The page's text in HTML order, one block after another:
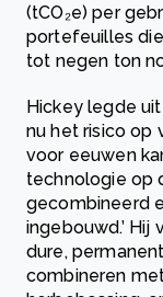
(tCO₂e) per
portefeuilles
tot negen ton
Hickey legde
nu het risico op
voor eeuwen
technologie op
gecombineerd
ingebouwd.’
dure,
combineren